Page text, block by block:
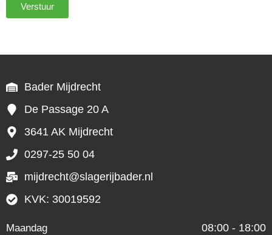
Verstuur
Bader Mijdrecht
De Passage 20 A
3641 AK Mijdrecht
0297-25 50 04
mijdrecht@slagerijbader.nl
KVK: 30019592
Maandag 08:00 - 18:00